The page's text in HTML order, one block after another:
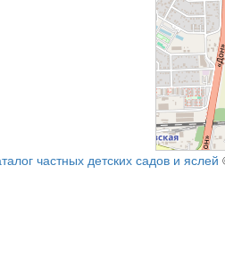
частных детских садов и яслей